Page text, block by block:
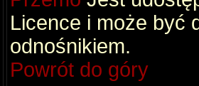
Licence i może być
odnośnikiem.
Powrót do góry